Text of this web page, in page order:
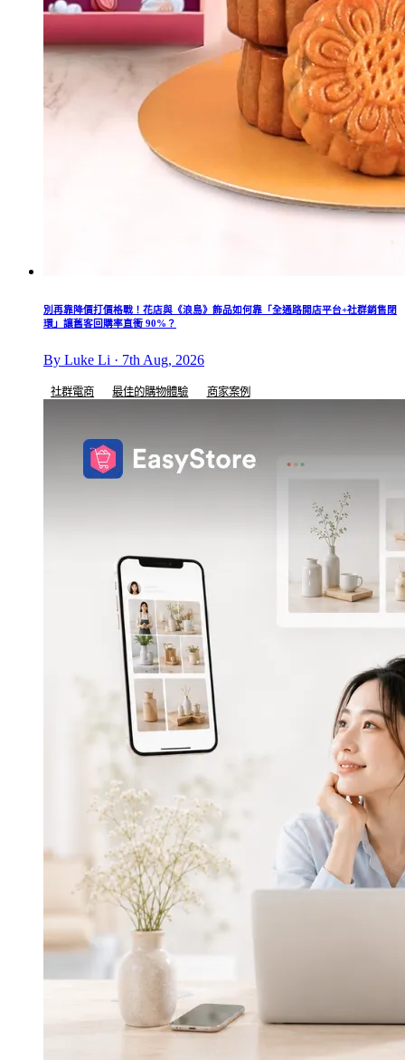
別再靠降價打價格戰！花店與《浪島》飾品如何靠「全通路開店平台+社群銷售閉
環」讓舊客回購率直衝 90%？
By Luke Li · 7th Aug, 2026
社群電商 最佳的購物體驗 商家案例